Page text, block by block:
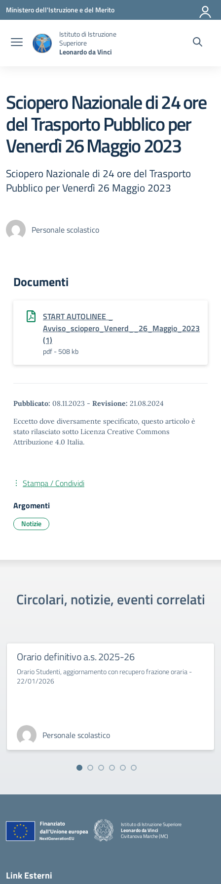
Vai ai contenuti
Vai al menu di navigazione
Vai al footer
Ministero dell'Istruzione e del Merito
Istituto di Istruzione
Superiore
Leonardo da Vinci
Sciopero Nazionale di 24 ore
del Trasporto Pubblico per
Venerdì 26 Maggio 2023
Sciopero Nazionale di 24 ore del Trasporto
Pubblico per Venerdì 26 Maggio 2023
Personale scolastico
Documenti
START AUTOLINEE _
Avviso_sciopero_Venerd__26_Maggio_2023
(1)
pdf - 508 kb
Pubblicato: 08.11.2023 - Revisione: 21.08.2024
Eccetto dove diversamente specificato, questo articolo è
stato rilasciato sotto Licenza Creative Commons
Attribuzione 4.0 Italia.
Stampa / Condividi
Argomenti
Notizie
Circolari, notizie, eventi correlati
Orario definitivo a.s. 2025-26
Orario Studenti, aggiornamento con recupero frazione oraria -
22/01/2026
Personale scolastico
Istituto di Istruzione Superiore
Leonardo da Vinci
Civitanova Marche (MC)
Link Esterni